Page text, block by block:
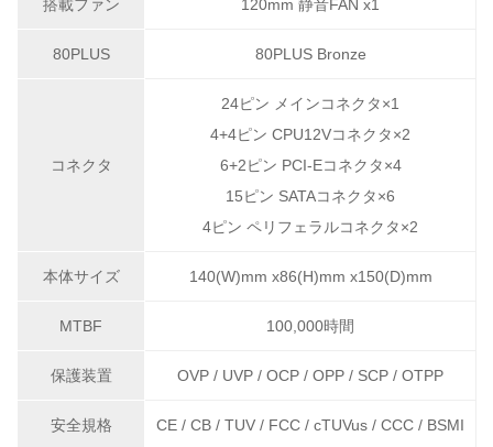
搭載ファン 120mm 静音FAN x1
80PLUS 80PLUS Bronze
コネクタ
24ピン メインコネクタ×1
4+4ピン CPU12Vコネクタ×2
6+2ピン PCI-Eコネクタ×4
15ピン SATAコネクタ×6
4ピン ペリフェラルコネクタ×2
本体サイズ 140(W)mm x86(H)mm x150(D)mm
MTBF 100,000時間
保護装置 OVP / UVP / OCP / OPP / SCP / OTPP
安全規格 CE / CB / TUV / FCC / cTUVus / CCC / BSMI